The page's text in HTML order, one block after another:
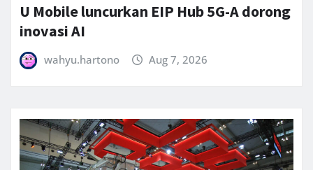
U Mobile luncurkan EIP Hub 5G-A dorong
inovasi AI
wahyu.hartono Aug 7, 2026